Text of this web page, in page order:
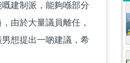
建制派，能夠喺部分
由於大量議員離任，
想提出一啲建議，希